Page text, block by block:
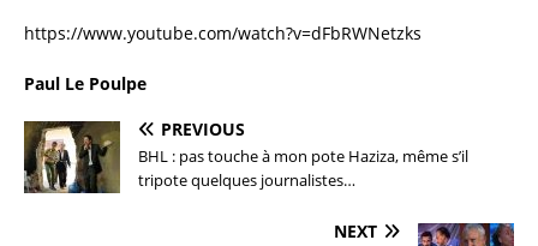
https://www.youtube.com/watch?v=dFbRWNetzks
Paul Le Poulpe
PREVIOUS
BHL : pas touche à mon pote Haziza, même s’il
tripote quelques journalistes…
NEXT